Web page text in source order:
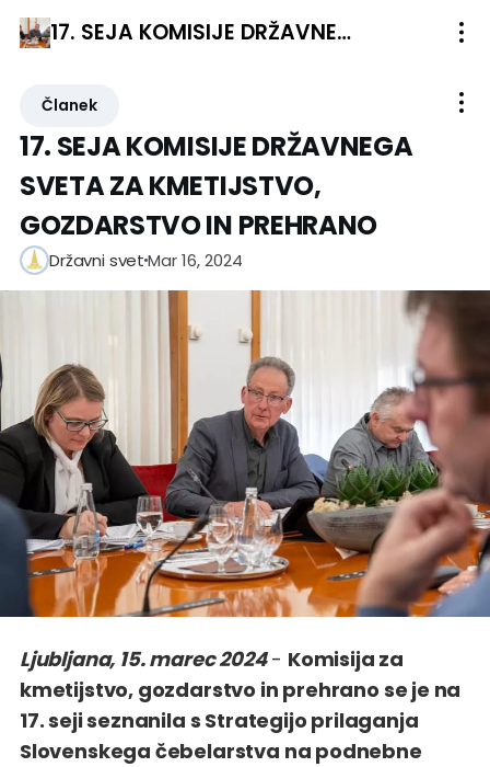
17. SEJA KOMISIJE DRŽAVNEGA SVETA ZA KMETIJSTVO, GOZDARSTVO IN PREHRANO
Članek
17. SEJA KOMISIJE DRŽAVNEGA
SVETA ZA KMETIJSTVO,
GOZDARSTVO IN PREHRANO
Državni svetMar 16, 2024
Ljubljana, 15. marec 2024- Komisija za
kmetijstvo, gozdarstvo in prehrano se je na
17. seji seznanila s Strategijo prilaganja
Slovenskega čebelarstva na podnebne